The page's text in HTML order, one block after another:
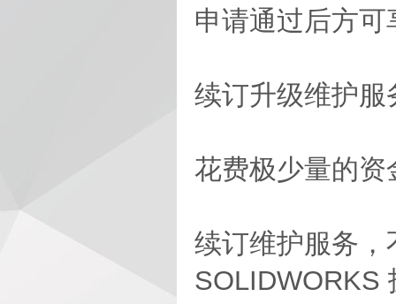
申请通过后方
续订升级维护服
花费极少量的
续订维护服务
SOLIDWORKS